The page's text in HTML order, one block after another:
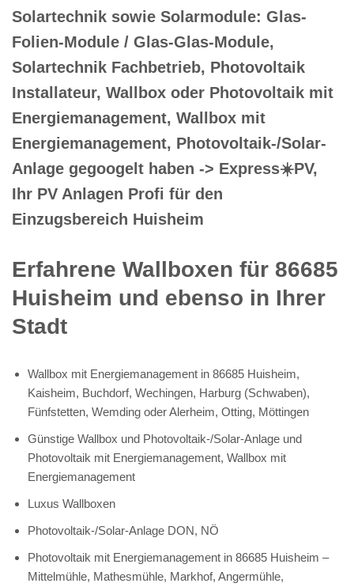
Solartechnik sowie Solarmodule: Glas-
Folien-Module / Glas-Glas-Module,
Solartechnik Fachbetrieb, Photovoltaik
Installateur, Wallbox oder Photovoltaik mit
Energiemanagement, Wallbox mit
Energiemanagement, Photovoltaik-/Solar-
Anlage gegoogelt haben -> Express☀️PV️,
Ihr PV Anlagen Profi für den
Einzugsbereich Huisheim
Erfahrene Wallboxen für 86685
Huisheim und ebenso in Ihrer
Stadt
Wallbox mit Energiemanagement in 86685 Huisheim,
Kaisheim, Buchdorf, Wechingen, Harburg (Schwaben),
Fünfstetten, Wemding oder Alerheim, Otting, Möttingen
Günstige Wallbox und Photovoltaik-/Solar-Anlage und
Photovoltaik mit Energiemanagement, Wallbox mit
Energiemanagement
Luxus Wallboxen
Photovoltaik-/Solar-Anlage DON, NÖ
Photovoltaik mit Energiemanagement in 86685 Huisheim –
Mittelmühle, Mathesmühle, Markhof, Angermühle,